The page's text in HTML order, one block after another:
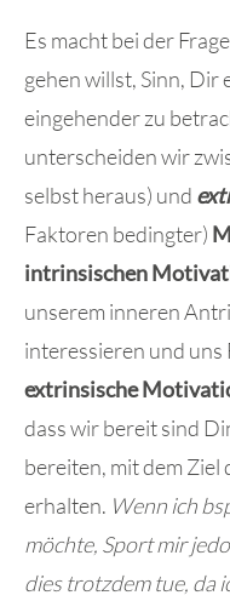
Es macht bei der
gehen willst, Sinn, Dir
eingehender zu
unterscheiden wir
selbst heraus) und
Faktoren bedingter)
intrinsischen
unserem inneren
interessieren und
extrinsische
dass wir bereit sind
bereiten, mit dem Ziel
erhalten. Wenn ich
möchte, Sport mir
dies trotzdem tue, da